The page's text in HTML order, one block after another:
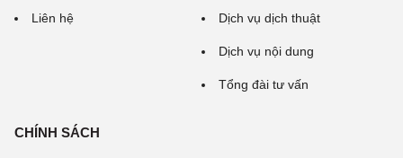
Liên hệ Dịch vụ dịch thuật
Dịch vụ nội dung
Tổng đài tư vấn
CHÍNH SÁCH